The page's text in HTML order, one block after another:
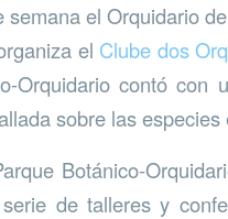
semana el Orquidario
el Clube dos
Orquidario contó
sobre las
Botánico-
de talleres y